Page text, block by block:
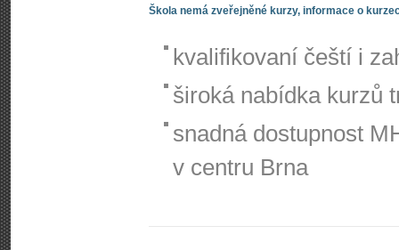
Škola nemá zveřejněné kurzy, informace o
kvalifikovaní čeští i
široká nabídka kurzů
snadná dostupnost
v centru Brna